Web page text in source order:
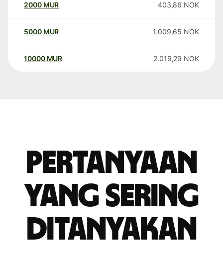
2000 MUR 403,86 NOK
5000 MUR 1.009,65 NOK
10000 MUR 2.019,29 NOK
Pertanyaan
yang sering
ditanyakan